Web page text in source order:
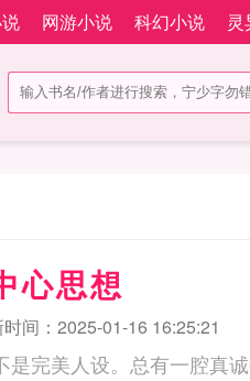
网游小说 科幻小说
心思想
间：2025-01-16 16:25:21
是完美人设。总有一腔真